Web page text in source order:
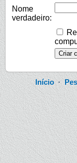
Nome
verdadeiro:
Início·